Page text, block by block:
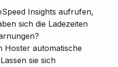
Insights aufrufen,
sich die Ladezeiten
Hoster automatische
sie sich